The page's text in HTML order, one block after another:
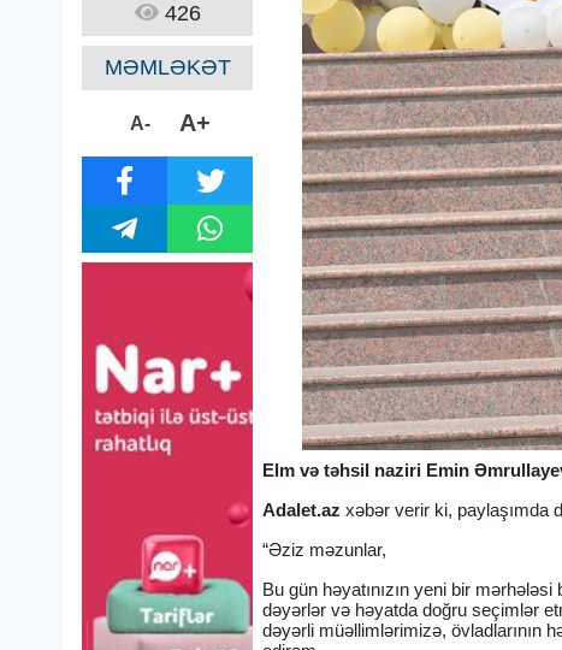
426
MƏMLƏKƏT
A- A+
Elm və təhsil naziri Emin
Adalet.az xəbər verir ki, paylaşımda
“Əziz məzunlar,
Bu gün həyatınızın yeni bir
dəyərlər və həyatda doğru seçimlər
dəyərli müəllimlərimizə, övladlarının